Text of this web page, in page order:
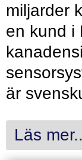
miljarder
en kund i
är
Läs